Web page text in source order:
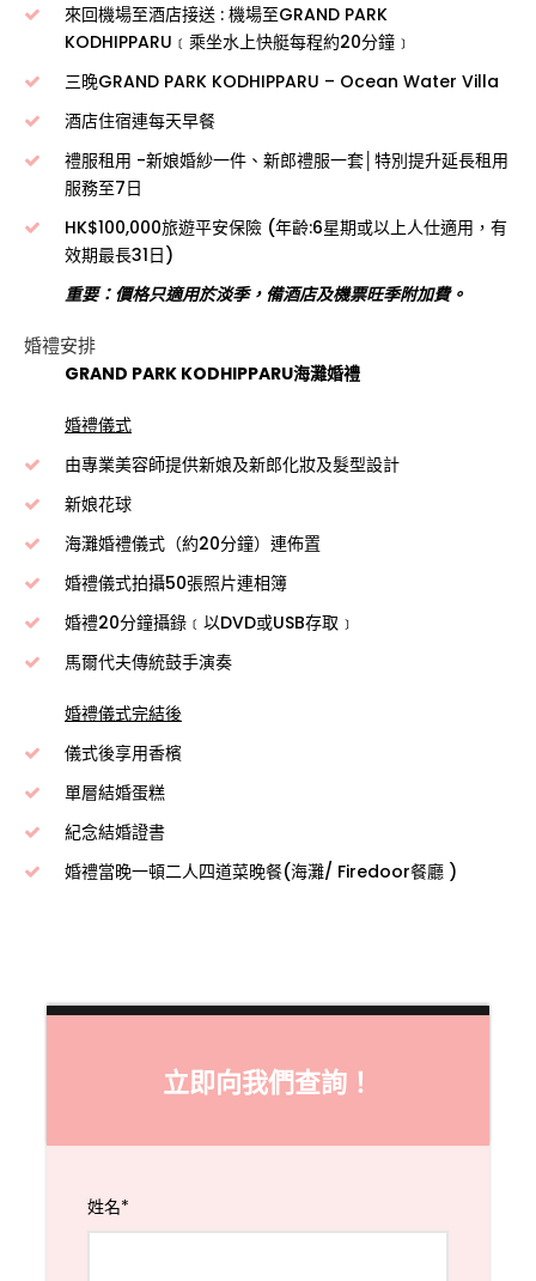
立即向我們查詢！
姓名*
來回機場至酒店接送 : 機場至GRAND PARK
KODHIPPARU﹝乘坐水上快艇每程約20分鐘﹞
三晚GRAND PARK KODHIPPARU – Ocean Water Villa
酒店住宿連每天早餐
禮服租用 -新娘婚紗一件、新郎禮服一套│特別提升延長租用
服務至7日
HK$100,000旅遊平安保險 (年齡:6星期或以上人仕適用，有
效期最長31日)
重要：價格只適用於淡季，備酒店及機票旺季附加費。
婚禮安排
GRAND PARK KODHIPPARU海灘婚禮
婚禮儀式
由專業美容師提供新娘及新郎化妝及髮型設計
新娘花球
海灘婚禮儀式（約20分鐘）連佈置
婚禮儀式拍攝50張照片連相簿
婚禮20分鐘攝錄﹝以DVD或USB存取﹞
馬爾代夫傳統鼓手演奏
婚禮儀式完結後
儀式後享用香檳
單層結婚蛋糕
紀念結婚證書
婚禮當晚一頓二人四道菜晚餐(海灘/ Firedoor餐廳 )